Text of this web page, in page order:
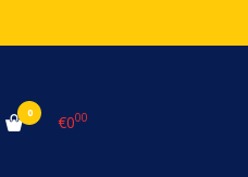
0 €000